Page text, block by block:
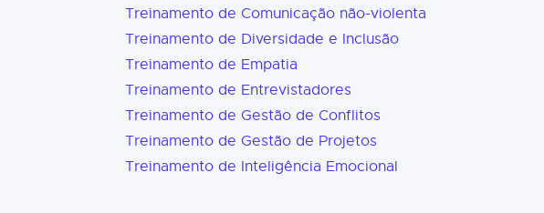
Treinamento de Comunicação não-violenta
Treinamento de Diversidade e Inclusão
Treinamento de Empatia
Treinamento de Entrevistadores
Treinamento de Gestão de Conflitos
Treinamento de Gestão de Projetos
Treinamento de Inteligência Emocional